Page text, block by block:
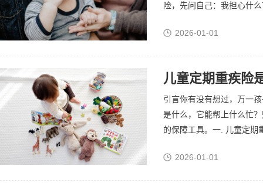
险，先问自己：我担心什
2026-01-01
儿童定期重疾险
引言你有没有想过，万一
是什么，它能帮上什么忙
的保障工具。一. 儿童定期
2026-01-01